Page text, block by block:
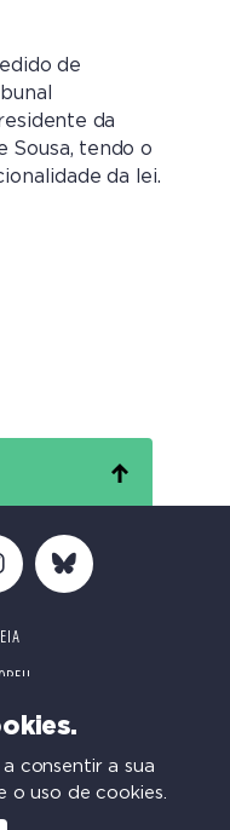
de
da
Sousa, tendo o
da lei.
consentir a sua
o uso de cookies.